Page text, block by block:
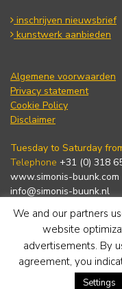
inschrijven nieuwsbrief
kunstwerk aanbieden
Algemene voorwaarden
Privacy statement
Cookie Policy
Disclaimer
Tuesday to Saturday
Telephone +31 (0) 318
www.simonis-buunk.com
info@simonis-buunk.nl
subscribe to newsletter
We and our partners
website
advertisements. By
agreement, you
Settings